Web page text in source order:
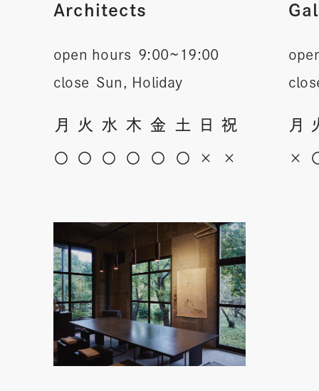
Architects
open hours 9:00~19:00
close Sun, Holiday
月 火 水 木 金 土 日 祝
〇 〇 〇 〇 〇 〇 × ×
月
×